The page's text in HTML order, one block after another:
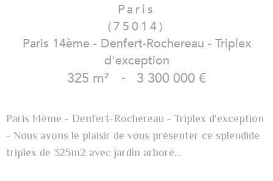
Paris
(75014)
Paris 14ème - Denfert-Rochereau - Triplex
d'exception
325 m² - 3 300 000 €
Paris 14ème - Denfert-Rochereau - Triplex d'exception
- Nous avons le plaisir de vous présenter ce splendide
triplex de 325m2 avec jardin arboré...